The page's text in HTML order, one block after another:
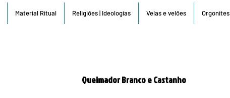
Material Ritual Religiões | Ideologias Velas e velões Orgonites
Queimador Branco e Castanho